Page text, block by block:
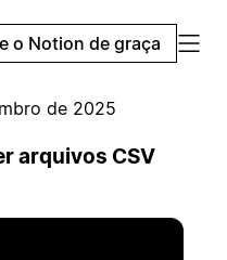
o Notion de graça
de 2025
arquivos CSV